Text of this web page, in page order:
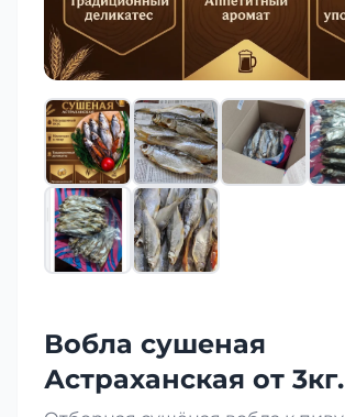
Вобла сушеная
Астраханская от 3кг.